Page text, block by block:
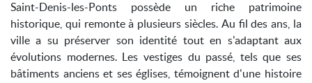
Saint-Denis-les-Ponts possède un riche patrimoine
historique, qui remonte à plusieurs siècles. Au fil des ans, la
ville a su préserver son identité tout en s'adaptant aux
évolutions modernes. Les vestiges du passé, tels que ses
bâtiments anciens et ses églises, témoignent d'une histoire